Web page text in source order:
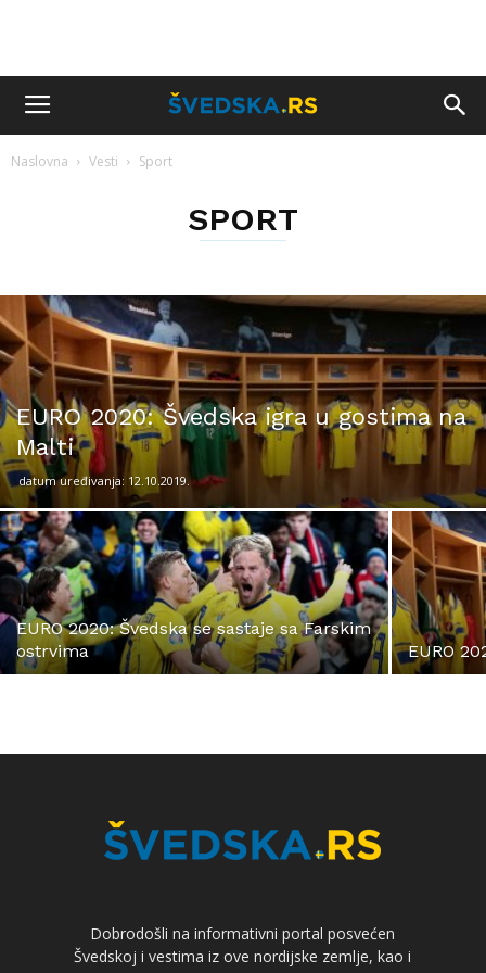
Naslovna Vesti Sport
SPORT
EURO 2020: Švedska igra u gostima na
Malti
datum uređivanja: 12.10.2019.
EURO 2020: Švedska se sastaje sa Farskim
ostrvima
EURO
Dobrodošli na informativni portal posvećen
Švedskoj i vestima iz ove nordijske zemlje, kao i